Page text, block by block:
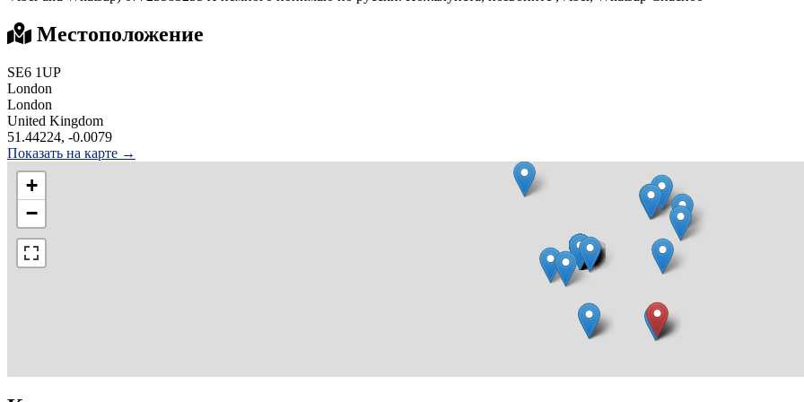
Местоположение
SE6 1UP
London
London
United Kingdom
51.44224, -0.0079
Показать на карте →
+
−